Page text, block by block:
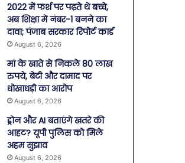
2022 में फर्श पर पढ़ते थे बच्चे,
अब शिक्षा में नंबर-1 बनने का
दावा; पंजाब सरकार रिपोर्ट कार्ड
August 6, 2026
मां के खाते से निकले 80 लाख
रुपये, बेटी और दामाद पर
धोखाधड़ी का आरोप
August 6, 2026
ड्रोन और AI बताएंगे खतरे की
आहट? यूपी पुलिस को मिले
अहम सुझाव
August 6, 2026